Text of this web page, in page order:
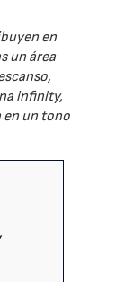
en
un área
infinity,
en un tono